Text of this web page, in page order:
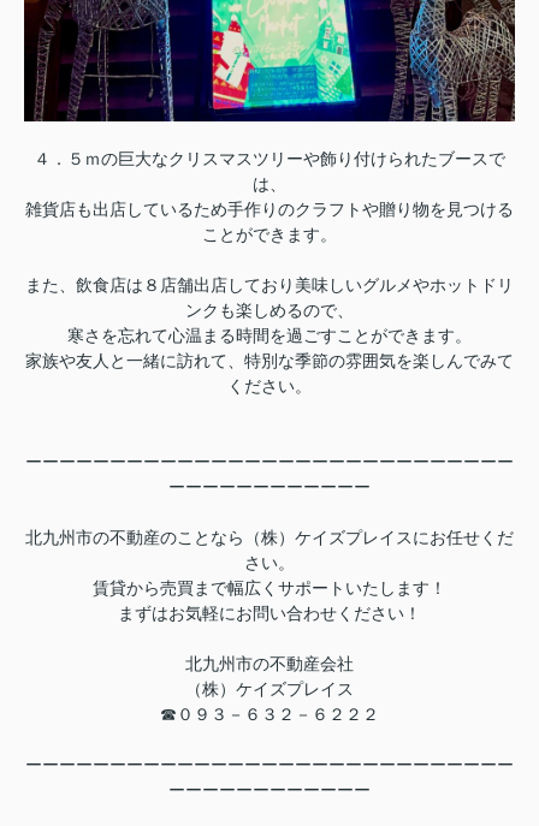
４．５ｍの巨大なクリスマスツリーや飾り付けられたブースで
は、
雑貨店も出店しているため手作りのクラフトや贈り物を見つける
ことができます。
また、飲食店は８店舗出店しており美味しいグルメやホットドリ
ンクも楽しめるので、
寒さを忘れて心温まる時間を過ごすことができます。
家族や友人と一緒に訪れて、特別な季節の雰囲気を楽しんでみて
ください。
ーーーーーーーーーーーーーーーーーーーーーーーーーーーーー
ーーーーーーーーーーーー
北九州市の不動産のことなら（株）ケイズプレイスにお任せくだ
さい。
賃貸から売買まで幅広くサポートいたします！
まずはお気軽にお問い合わせください！
北九州市の不動産会社
（株）ケイズプレイス
☎０９３－６３２－６２２２
ーーーーーーーーーーーーーーーーーーーーーーーーーーーーー
ーーーーーーーーーーーー